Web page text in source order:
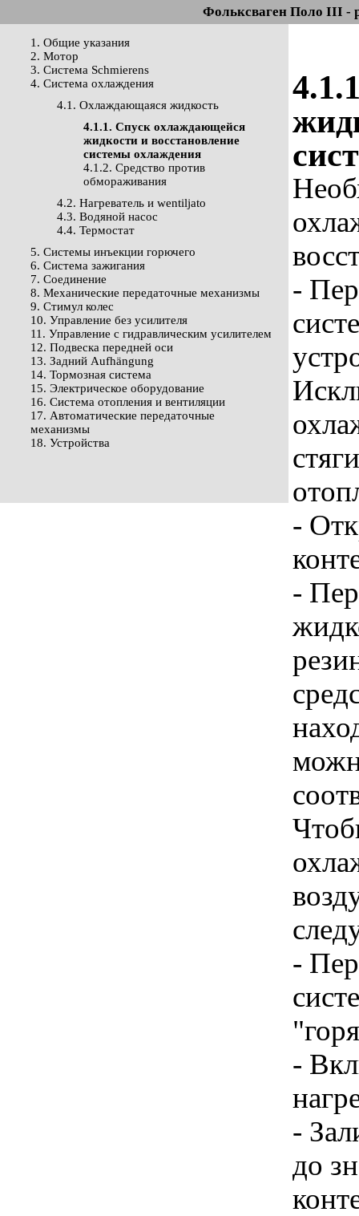
Фольксваген Поло III -
1. Общие указания
2. Мотор
3. Система Schmierens
4. Система охлаждения
4.1. Охлаждающаяся жидкость
4.1.1. Спуск охлаждающейся
жидкости и восстановление
системы охлаждения
4.1.2. Средство против
обмораживания
4.2. Нагреватель и wentiljato
4.3. Водяной насос
4.4. Термостат
5. Системы инъекции горючего
6. Система зажигания
7. Соединение
8. Механические передаточные механизмы
9. Стимул колес
10. Управление без усилителя
11. Управление с гидравлическим усилителем
12. Подвеска передней оси
13. Задний Aufhängung
14. Тормозная система
15. Электрическое оборудование
16. Система отопления и вентиляции
17. Автоматические передаточные
механизмы
18. Устройства
-
-
-
-
-
-
до